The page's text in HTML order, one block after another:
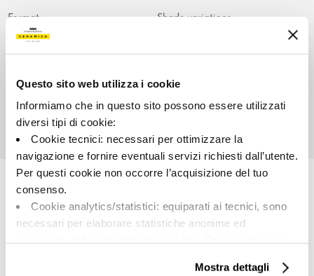
Questo sito web utilizza i cookie
Informiamo che in questo sito possono essere utilizzati
diversi tipi di cookie:
Cookie tecnici: necessari per ottimizzare la
navigazione e fornire eventuali servizi richiesti dall’utente.
Per questi cookie non occorre l’acquisizione del tuo
consenso.
Cookie analytics/statistici: equiparati ai tecnici, sono
necessari per elaborare statistiche anonime ed
Cookie di profilazione/marketing: sono utilizzati, solo
Mostra dettagli
Format:
30.0x60.0
Shade variations:
Unit of measure:
Share: